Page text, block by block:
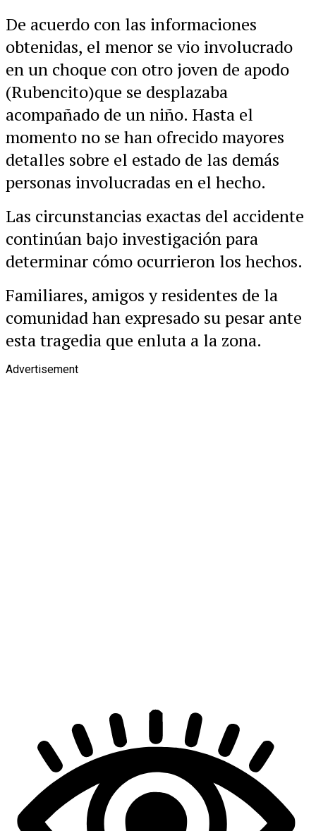
De acuerdo con las informaciones
obtenidas, el menor se vio involucrado
en un choque con otro joven de apodo
(Rubencito)que se desplazaba
acompañado de un niño. Hasta el
momento no se han ofrecido mayores
detalles sobre el estado de las demás
personas involucradas en el hecho.
Las circunstancias exactas del accidente
continúan bajo investigación para
determinar cómo ocurrieron los hechos.
Familiares, amigos y residentes de la
comunidad han expresado su pesar ante
esta tragedia que enluta a la zona.
Advertisement